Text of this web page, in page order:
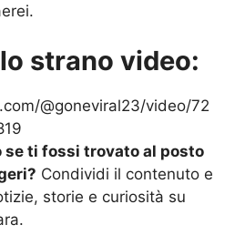
strano video:
@goneviral23/video/72
se ti fossi trovato al posto
Condividi il contenuto e
storie e curiosità su